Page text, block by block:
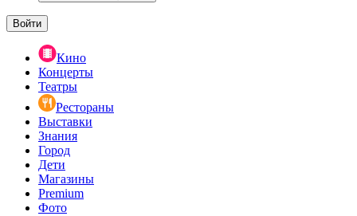
Войти
Кино
Концерты
Театры
Рестораны
Выставки
Знания
Город
Дети
Магазины
Premium
Фото